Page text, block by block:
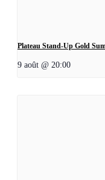
Plateau Stand-Up Gold
9 août @ 20:00